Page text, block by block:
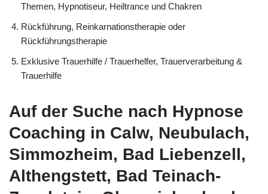
Themen, Hypnotiseur, Heiltrance und Chakren
Rückführung, Reinkarnationstherapie oder
Rückführungstherapie
Exklusive Trauerhilfe / Trauerhelfer, Trauerverarbeitung &
Trauerhilfe
Auf der Suche nach Hypnose
Coaching in Calw, Neubulach,
Simmozheim, Bad Liebenzell,
Althengstett, Bad Teinach-